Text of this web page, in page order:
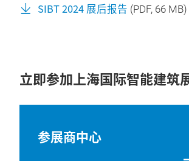
SIBT 2024 展后报告 (PDF, 66 MB)
立即参加上海国际智能建筑
参展商中心